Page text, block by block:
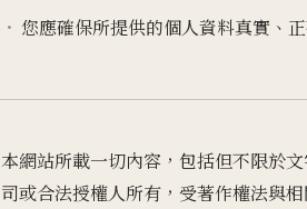
您應確保所提供的個人資料真實、
本網站所載一切內容，包括但不限於
司或合法授權人所有，受著作權法與